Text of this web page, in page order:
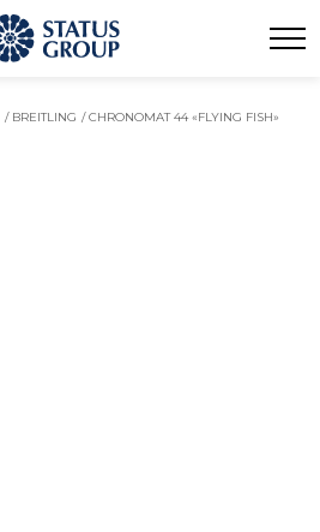
/ BREITLING / CHRONOMAT 44 «FLYING FISH»